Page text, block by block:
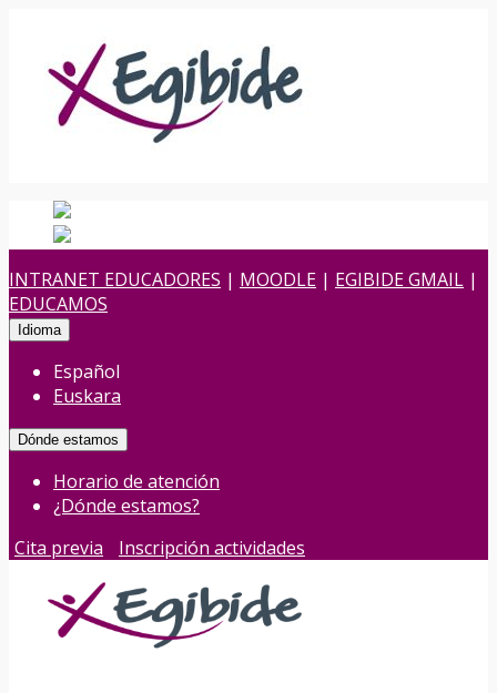
INTRANET EDUCADORES | MOODLE | EGIBIDE GMAIL |
EDUCAMOS
Idioma
Español
Euskara
Dónde estamos
Horario de atención
¿Dónde estamos?
Cita previa
Inscripción actividades